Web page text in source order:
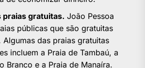
gratuitas. João Pessoa
públicas que são gratuitas
Algumas das praias gratuitas
incluem a Praia de Tambaú, a
Branco e a Praia de Manaíra.